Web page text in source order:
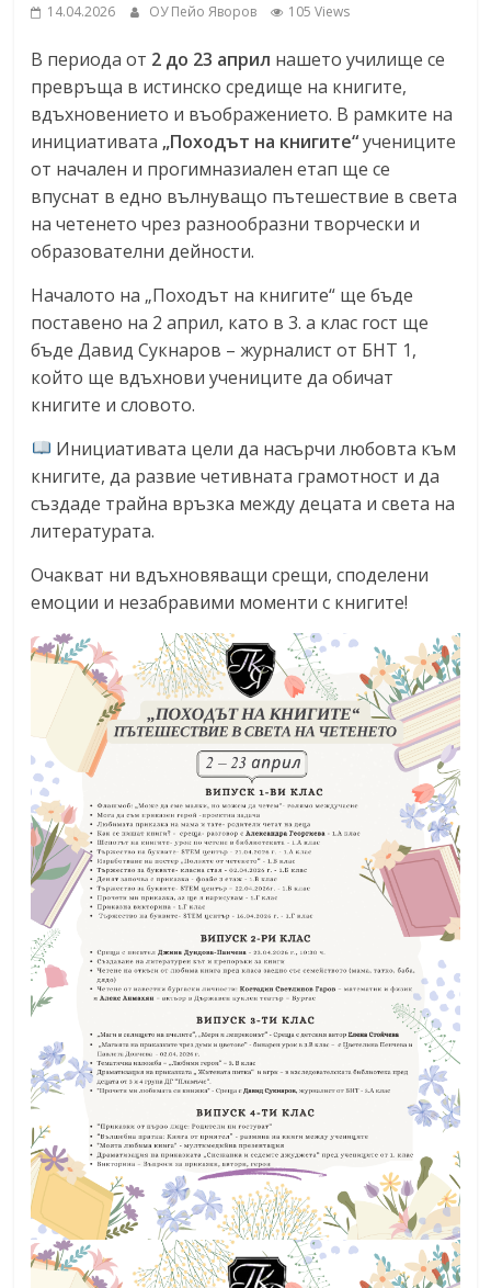
14.04.2026 ОУ Пейо Яворов 105 Views
В периода от 2 до 23 април нашето училище се
превръща в истинско средище на книгите,
вдъхновението и въображението. В рамките на
инициативата „Походът на книгите“учениците
от начален и прогимназиален етап ще се
впуснат в едно вълнуващо пътешествие в света
на четенето чрез разнообразни творчески и
образователни дейности.
Началото на „Походът на книгите“ ще бъде
поставено на 2 април, като в 3. а клас гост ще
бъде Давид Сукнаров – журналист от БНТ 1,
който ще вдъхнови учениците да обичат
книгите и словото.
Инициативата цели да насърчи любовта към
книгите, да развие четивната грамотност и да
създаде трайна връзка между децата и света на
литературата.
Очакват ни вдъхновяващи срещи, споделени
емоции и незабравими моменти с книгите!